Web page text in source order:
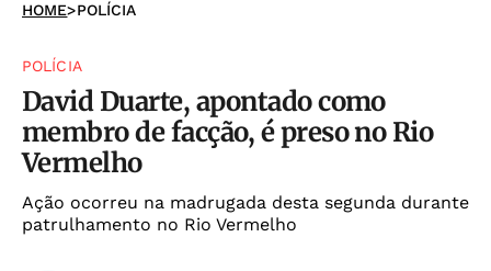
HOME>POLÍCIA
POLÍCIA
David Duarte, apontado como
membro de facção, é preso no Rio
Vermelho
Ação ocorreu na madrugada desta segunda durante
patrulhamento no Rio Vermelho